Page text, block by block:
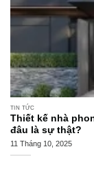
TIN TỨC
Thiết kế nhà
đâu là sự thật?
11 Tháng 10, 2025